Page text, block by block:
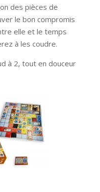
des pièces de
le bon compromis
elle et le temps
à les coudre.
à 2, tout en douceur